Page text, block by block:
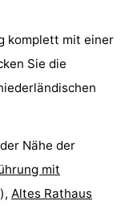
komplett mit einer
Sie die
Nähe der
mit
Altes Rathaus